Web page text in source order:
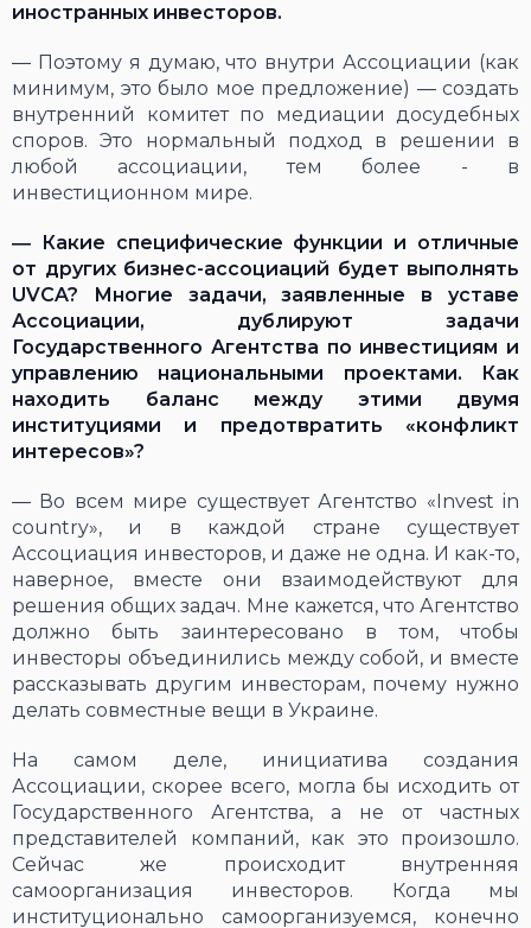
иностранных инвесторов.
― Поэтому я думаю, что внутри Ассоциации (как
минимум, это было мое предложение) ― создать
внутренний комитет по медиации досудебных
споров. Это нормальный подход в решении в
любой ассоциации, тем более - в
инвестиционном мире.
―
Какие специфические функции и отличные
от других бизнес-ассоциаций будет выполнять
UVCA? Многие задачи, заявленные в уставе
Ассоциации, дублируют задачи
Государственного Агентства по инвестициям и
управлению национальными проектами. Как
находить баланс между этими двумя
институциями и предотвратить «конфликт
интересов»?
― Во всем мире существует Агентство «Invest in
country», и в каждой стране существует
Ассоциация инвесторов, и даже не одна. И как-то,
наверное, вместе они взаимодействуют для
решения общих задач. Мне кажется, что Агентство
должно быть заинтересовано в том, чтобы
инвесторы объединились между собой, и вместе
рассказывать другим инвесторам, почему нужно
делать совместные вещи в Украине.
На самом деле, инициатива создания
Ассоциации, скорее всего, могла бы исходить от
Государственного Агентства, а не от частных
представителей компаний, как это произошло.
Сейчас же происходит внутренняя
самоорганизация инвесторов. Когда мы
институционально самоорганизуемся, конечно